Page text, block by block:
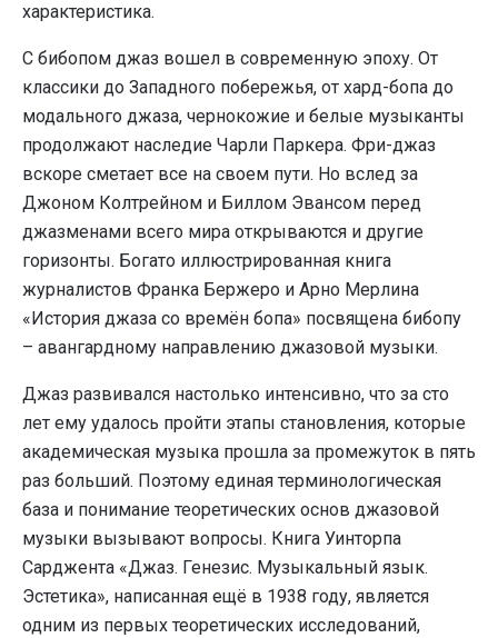
характеристика.
С бибопом джаз вошел в современную эпоху. От
классики до Западного побережья, от хард-бопа до
модального джаза, чернокожие и белые музыканты
продолжают наследие Чарли Паркера. Фри-джаз
вскоре сметает все на своем пути. Но вслед за
Джоном Колтрейном и Биллом Эвансом перед
джазменами всего мира открываются и другие
горизонты. Богато иллюстрированная книга
журналистов Франка Бержеро и Арно Мерлина
«История джаза со времён бопа» посвящена бибопу
– авангардному направлению джазовой музыки.
Джаз развивался настолько интенсивно, что за сто
лет ему удалось пройти этапы становления, которые
академическая музыка прошла за промежуток в пять
раз больший. Поэтому единая терминологическая
база и понимание теоретических основ джазовой
музыки вызывают вопросы. Книга Уинторпа
Сарджента «Джаз. Генезис. Музыкальный язык.
Эстетика», написанная ещё в 1938 году, является
одним из первых теоретических исследований,